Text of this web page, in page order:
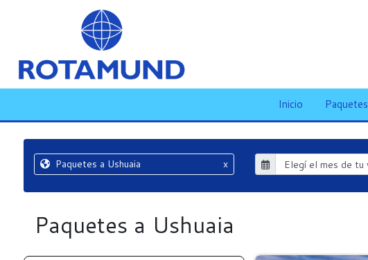
Inicio Paquetes
Paquetes a Ushuaia x
Paquetes a Ushuaia